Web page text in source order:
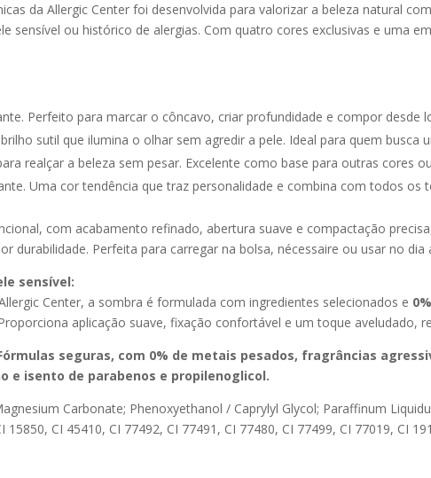
da Allergic Center foi desenvolvida para valorizar a beleza natural
sensível ou histórico de alergias. Com quatro cores exclusivas e uma
Perfeito para marcar o côncavo, criar profundidade e compor desde
sutil que ilumina o olhar sem agredir a pele. Ideal para quem busca
realçar a beleza sem pesar. Excelente como base para outras cores
Uma cor tendência que traz personalidade e combina com todos os
com acabamento refinado, abertura suave e compactação
durabilidade. Perfeita para carregar na bolsa, nécessaire ou usar no dia
sensível:
Center, a sombra é formulada com ingredientes selecionados e
aplicação suave, fixação confortável e um toque aveludado,
seguras, com 0% de metais pesados, fragrâncias
e isento de parabenos e propilenoglicol.
Carbonate; Phenoxyethanol / Caprylyl Glycol; Paraffinum
15850, CI 45410, CI 77492, CI 77491, CI 77480, CI 77499, CI 77019, CI